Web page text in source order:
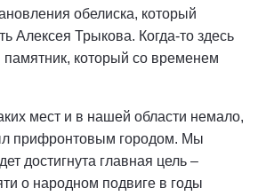
обелиска, который
Алексея Трыкова. Когда-то здесь
который со временем
мест и в нашей области немало,
прифронтовым городом. Мы
достигнута главная цель –
о народном подвиге в годы